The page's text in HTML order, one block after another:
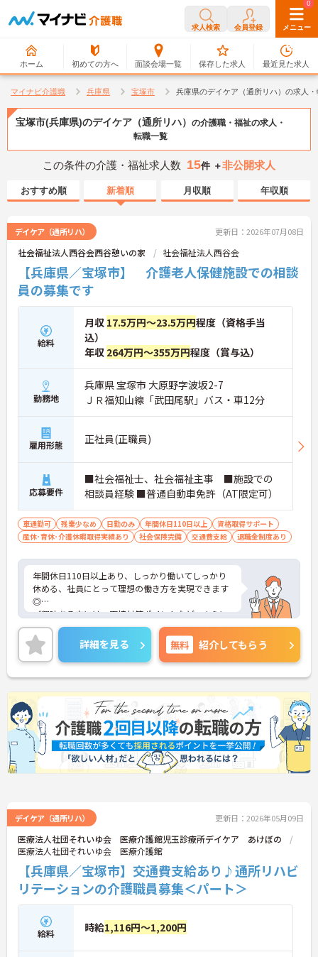
求人検索 会員登録 メニュー
ホーム 初めての方へ 面談会場一覧
0
保存した求人
0
最近見た求人
マイナビ介護職 兵庫県 宝塚市 兵庫県のデイケア（通所リハ）の求人
宝塚市(兵庫県)のデイケア（通所リハ） の介護職・福祉の求人・
転職一覧
この条件の介護・福祉求人数 15件 ＋非公開求人
おすすめ順 新着順 月収順 年収順
デイケア（通所リハ） 更新日：2026年07月08日
社会福祉法人西谷会西谷憩いの家 社会福祉法人西谷会
【兵庫県／宝塚市】 介護老人保健施設での相談
員の募集です
給料
月収 17.5万円～23.5万円程度（資格手当
込）
年収 264万円～355万円程度（賞与込）
勤務地
兵庫県 宝塚市 大原野字波坂2-7
ＪＲ福知山線「武田尾駅」バス・車12分
雇用形態 正社員(正職員)
応募要件
■社会福祉士、社会福祉主事 ■施設での
相談員経験 ■普通自動車免許（AT限定可）
車通勤可 残業少なめ 日勤のみ 年間休日110日以上
資格取得サポート
産休･育休･介護休暇取得実績あり
社会保険完備 交通費支給 退職金制度あり
年間休日110日以上あり、しっかり働いてしっかり
休める、社員にとって理想の働き方を実現できます
◎
ご興味ある方には、面接対策ポイントなど、さらに
詳細をお話しいたしますのでお気軽にご相談くださ
い！
詳細を見る 無料 紹介してもらう
デイケア（通所リハ） 更新日：2026年05月09日
医療法人社団それいゆ会 医療介護館児玉診療所デイケア あけぼの
医療法人社団それいゆ会 医療介護館
【兵庫県／宝塚市】交通費支給あり♪通所リハビ
リテーションの介護職員募集＜パート＞
給料 時給1,116円～1,200円